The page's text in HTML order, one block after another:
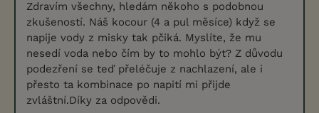
Zdravím všechny, hledám někoho s podobnou
zkušeností. Náš kocour (4 a pul měsíce) když se
napije vody z misky tak pčiká. Myslíte, že mu
nesedí voda nebo čím by to mohlo být? Z důvodu
podezření se teď přeléčuje z nachlazení, ale i
přesto ta kombinace po napití mi přijde
zvláštní.Díky za odpovědi.